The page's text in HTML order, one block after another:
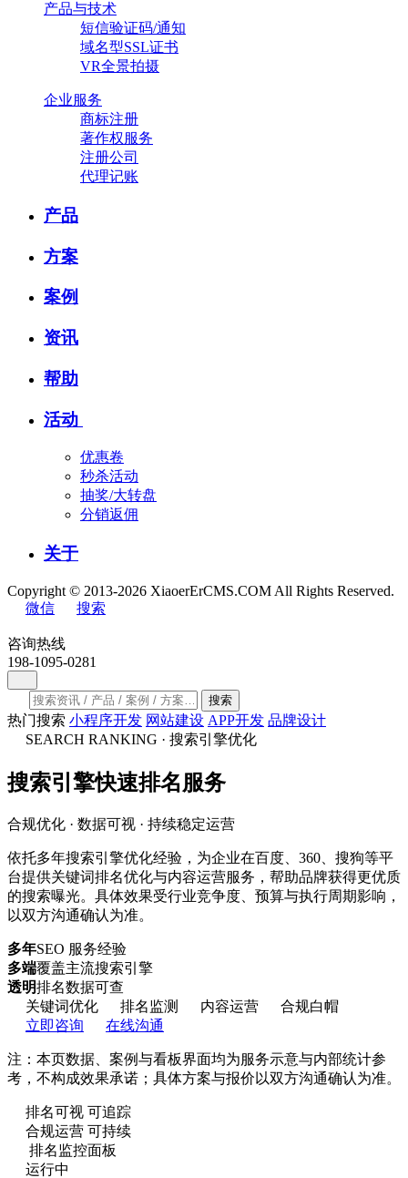
产品与技术
短信验证码/通知
域名型SSL证书
VR全景拍摄
企业服务
商标注册
著作权服务
注册公司
代理记账
产品
方案
案例
资讯
帮助
活动
优惠卷
秒杀活动
抽奖/大转盘
分销返佣
关于
Copyright © 2013-2026 XiaoerErCMS.COM All Rights Reserved.
微信
搜索
咨询热线
198-1095-0281
搜索
热门搜索 小程序开发 网站建设 APP开发 品牌设计
SEARCH RANKING · 搜索引擎优化
搜索引擎快速排名服务
合规优化 · 数据可视 · 持续稳定运营
依托多年搜索引擎优化经验，为企业在百度、360、搜狗等平
台提供关键词排名优化与内容运营服务，帮助品牌获得更优质
的搜索曝光。具体效果受行业竞争度、预算与执行周期影响，
以双方沟通确认为准。
多年SEO 服务经验
多端覆盖主流搜索引擎
透明排名数据可查
关键词优化
排名监测 内容运营
合规白帽
立即咨询
在线沟通
注：本页数据、案例与看板界面均为服务示意与内部统计参
考，不构成效果承诺；具体方案与报价以双方沟通确认为准。
排名可视 可追踪
合规运营 可持续
排名监控面板
运行中